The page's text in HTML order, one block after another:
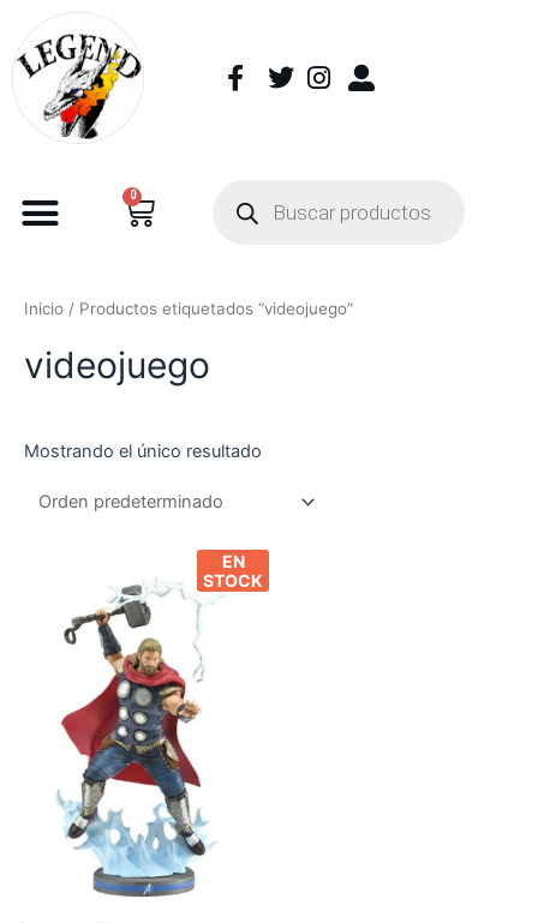
0
Inicio / Productos etiquetados “videojuego”
videojuego
Mostrando el único resultado
EN
STOCK